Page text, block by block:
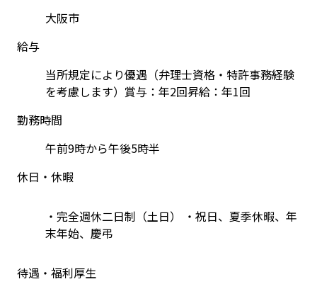
大阪市
給与
当所規定により優遇（弁理士資格・特許事務経験
を考慮します）賞与：年2回昇給：年1回
勤務時間
午前9時から午後5時半
休日・休暇
・完全週休二日制（土日） ・祝日、夏季休暇、年
末年始、慶弔
待遇・福利厚生